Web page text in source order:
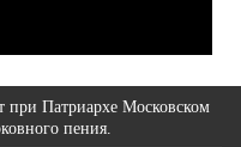
при Патриархе Московском
пения.